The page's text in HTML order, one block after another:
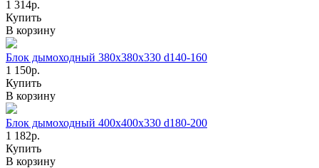
1 314р.
Купить
В корзину
Блок дымоходный 380х380х330 d140-160
1 150р.
Купить
В корзину
Блок дымоходный 400х400х330 d180-200
1 182р.
Купить
В корзину